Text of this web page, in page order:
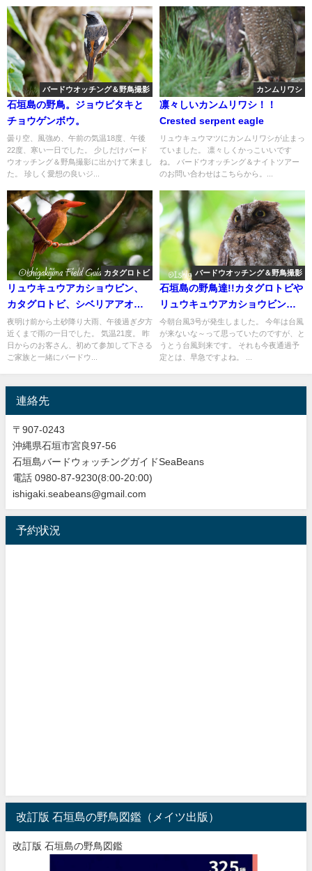
バードウオッチング＆野鳥撮影
石垣島の野鳥。ジョウビタキと
チョウゲンボウ。
曇り空、風強め、午前の気温18度、午後
22度、寒い一日でした。 少しだけバード
ウオッチング＆野鳥撮影に出かけて来まし
た。 珍しく愛想の良いジ...
カンムリワシ
凛々しいカンムリワシ！！
Crested serpent eagle
リュウキュウマツにカンムリワシが止まっ
ていました。 凛々しくかっこいいです
ね。 バードウオッチング＆ナイトツアー
のお問い合わせはこちらから。...
カタグロトビ
リュウキュウアカショウビン、
カタグロトビ、シベリアアオジ
等々、大雨でも出会い盛り沢山
のバードウオッチング＆野鳥撮
影ガイド!!
夜明け前から土砂降り大雨、午後過ぎ夕方
近くまで雨の一日でした。 気温21度。 昨
日からのお客さん、初めて参加して下さる
ご家族と一緒にバードウ...
バードウオッチング＆野鳥撮影
石垣島の野鳥達!!カタグロトビや
リュウキュウアカショウビン等
盛り沢山。野鳥観察＆野鳥撮影
ガイド。
今朝台風3号が発生しました。 今年は台風
が来ないな～って思っていたのですが、と
うとう台風到来です。 それも今夜通過予
定とは、早急ですよね。 ...
連絡先
〒907-0243
沖縄県石垣市宮良97-56
石垣島バードウォッチングガイドSeaBeans
電話 0980-87-9230(8:00-20:00)
ishigaki.seabeans@gmail.com
予約状況
改訂版 石垣島の野鳥図鑑（メイツ出版）
改訂版 石垣島の野鳥図鑑